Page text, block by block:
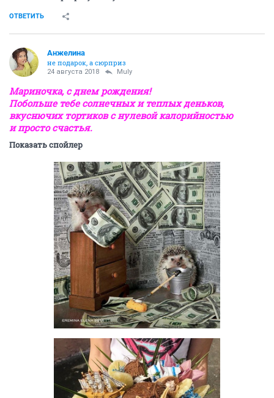
ОТВЕТИТЬ
Aнжелина
не подарок, а сюрприз
24 августа 2018 Muly
Мариночка, с днем рождения!
Побольше тебе солнечных и теплых деньков,
вкуснючих тортиков с нулевой калорийностью
и просто счастья.
Показать спойлер